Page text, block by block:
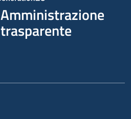
Amministrazione
trasparente